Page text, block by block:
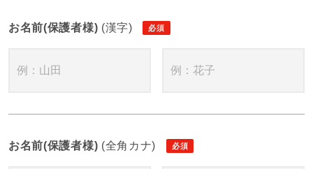
お名前(保護者様) (漢字)
お名前(保護者様) (全角カナ)